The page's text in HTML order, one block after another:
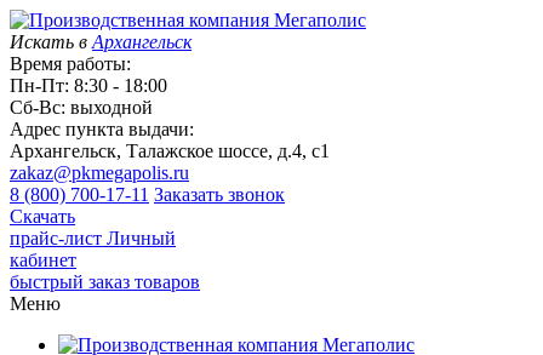
Искать в Архангельск
Время работы:
Пн-Пт: 8:30 - 18:00
Сб-Вс: выходной
Адрес пункта выдачи:
Архангельск, Талажское шоссе, д.4, с1
zakaz@pkmegapolis.ru
8 (800) 700-17-11 Заказать звонок
Скачать
прайс-лист Личный
кабинет
быстрый заказ товаров
Меню